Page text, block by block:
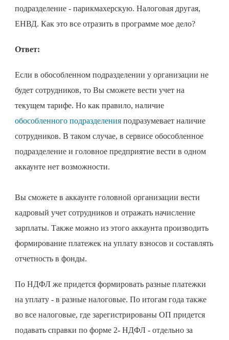
подразделение - парикмахерскую. Налоговая другая,
ЕНВД. Как это все отразить в программе мое дело?
Ответ:
Если в обособленном подразделении у организации не
будет сотрудников, то Вы сможете вести учет на
текущем тарифе. Но как правило, наличие
обособленного подразделения подразумевает наличие
сотрудников. В таком случае, в сервисе обособленное
подразделение и головное предприятие вести в одном
аккаунте нет возможности.
Вы сможете в аккаунте головной организации вести
кадровый учет сотрудников и отражать начисление
зарплаты. Также можно из этого аккаунта производить
формирование платежек на уплату взносов и составлять
отчетность в фонды.
По НДФЛ же придется формировать разные платежки
на уплату - в разные налоговые. По итогам года также
во все налоговые, где зарегистрированы ОП придется
подавать справки по форме 2- НДФЛ - отдельно за